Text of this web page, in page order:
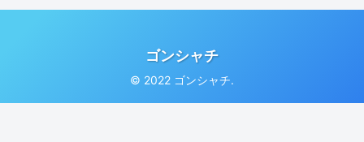
ゴンシャチ
© 2022 ゴンシャチ.